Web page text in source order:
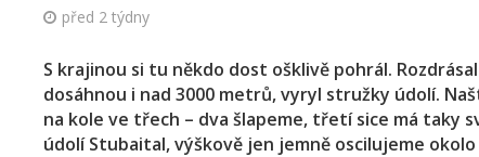
před 2 týdny
S krajinou si tu někdo dost ošklivě pohrál.
dosáhnou i nad 3000 metrů, vyryl stružky údolí.
na kole ve třech – dva šlapeme, třetí sice má taky
údolí Stubaital, výškově jen jemně oscilujeme